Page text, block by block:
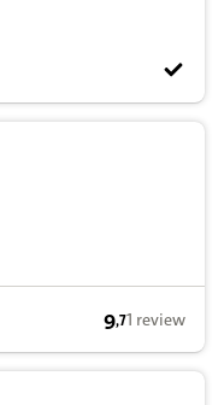
9,7 op basis
9,71 review